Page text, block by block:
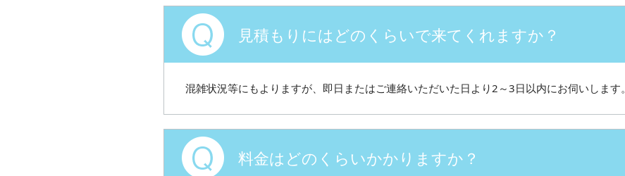
見積もりにはどのくらいで来てくれますか？
混雑状況等にもよりますが、即日またはご連絡いただいた日より2～3日以内にお伺いします。
料金はどのくらいかかりますか？